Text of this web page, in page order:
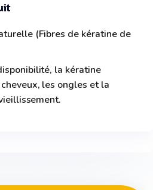
(Fibres de kératine de
la kératine
les ongles et la